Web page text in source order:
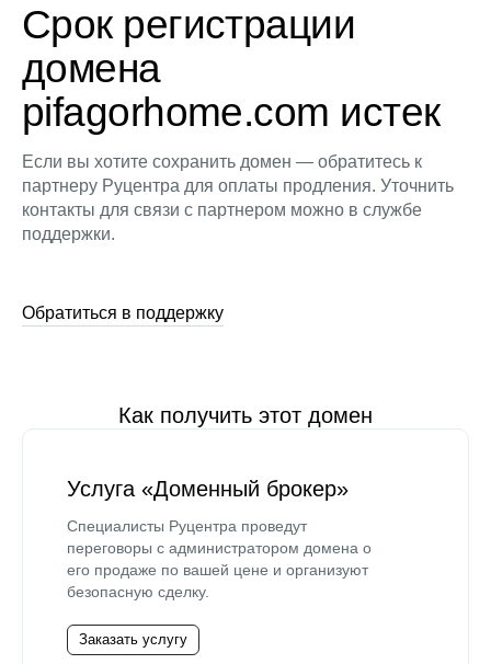
Срок регистрации
домена
pifagorhome.com истек
Если вы хотите сохранить домен — обратитесь к
партнеру Руцентра для оплаты продления. Уточнить
контакты для связи с партнером можно в службе
поддержки.
Обратиться в поддержку
Как получить этот домен
Услуга «Доменный брокер»
Специалисты Руцентра проведут
переговоры с администратором домена о
его продаже по вашей цене и организуют
безопасную сделку.
Заказать услугу